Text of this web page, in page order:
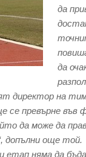
да
да
директор на
превърне във
да може да
допълни още той.
етап няма да